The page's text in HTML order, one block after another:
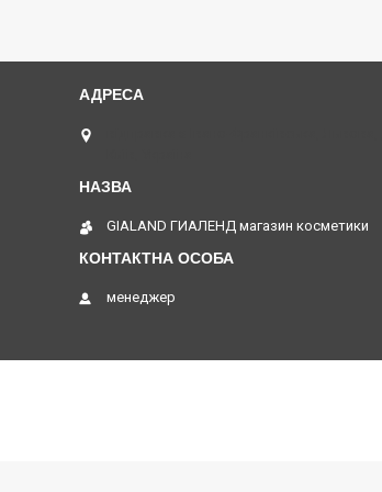
GIALAND ГИАЛЕНД магазин косметики
менеджер